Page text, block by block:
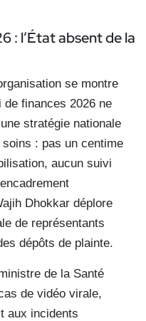
: l’État absent de la
se montre
finances 2026 ne
stratégie nationale
: pas un centime
aucun suivi
Dhokkar déplore
de représentants
dépôts de plainte.
de la Santé
de vidéo virale,
aux incidents